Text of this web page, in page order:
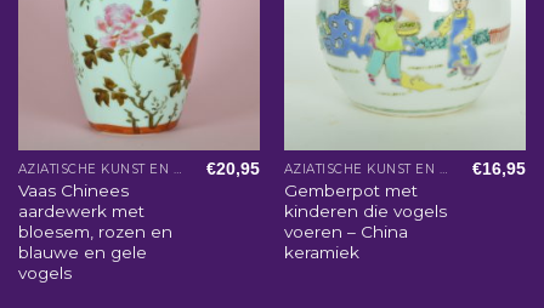
AZIATISCHE KUNST EN WOONACCESSOIRES
Vaas Chinees
aardewerk met
bloesem, rozen en
blauwe en gele
vogels
€20,95 AZIATISCHE KUNST EN WOONACCESSOIRES
Gemberpot met
kinderen die vogels
voeren – China
keramiek
€16,95